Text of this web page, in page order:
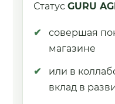
Статус GURU
совершая
магазине
или в
вклад в